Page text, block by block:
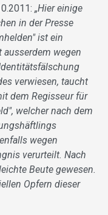
„Hier einige
in der Presse
ist ein
ausserdem wegen
verwiesen, taucht
dem Regisseur für
welcher nach dem
wegen
verurteilt. Nach
Beute gewesen.
Opfern dieser